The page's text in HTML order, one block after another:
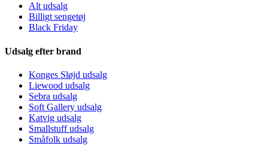
Alt udsalg
Billigt sengetøj
Black Friday
Udsalg efter brand
Konges Sløjd udsalg
Liewood udsalg
Sebra udsalg
Soft Gallery udsalg
Katvig udsalg
Smallstuff udsalg
Småfolk udsalg